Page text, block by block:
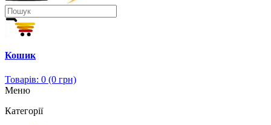
Кошик
Товарів: 0 (0 грн)
Меню
Категорії